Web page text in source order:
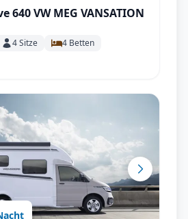
640 VW MEG VANSATION
4Sitze 4 Betten